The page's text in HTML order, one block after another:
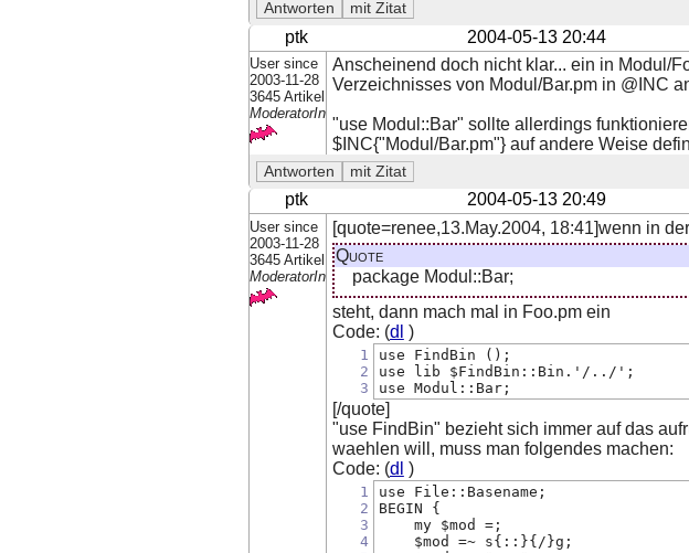
ptk 2004-05-13 20:44
User since
2003-11-28
3645 Artikel
ModeratorIn
Anscheinend doch nicht klar... ein in Modul/
Verzeichnisses von Modul/Bar.pm in @INC
"use Modul::Bar" sollte allerdings
$INC{"Modul/Bar.pm"} auf andere Weise
ptk 2004-05-13 20:49
User since
2003-11-28
3645 Artikel
ModeratorIn
[quote=renee,13.May.2004, 18:41]wenn in
Quote
package Modul::Bar;
steht, dann mach mal in Foo.pm ein
Code: (dl )
1
2
3
use FindBin ();
use lib $FindBin::Bin.'/../';
use Modul::Bar;
[/quote]
"use FindBin" bezieht sich immer auf das
waehlen will, muss man folgendes machen:
Code: (dl )
1
2
3
4
use File::Basename;
BEGIN {
    my $mod =;
    $mod =~ s{::}{/}g;